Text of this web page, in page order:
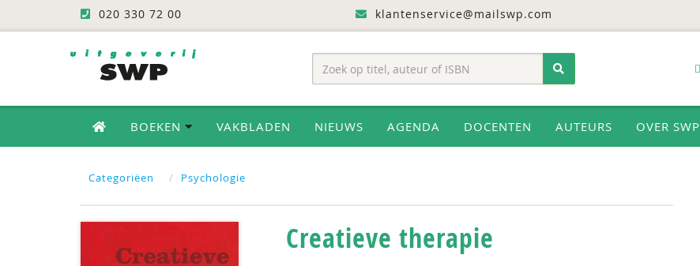
020 330 72 00 klantenservice@mailswp.com
BOEKEN VAKBLADEN NIEUWS AGENDA DOCENTEN AUTEURS OVER SWP
Categoriëen Psychologie
Creatieve therapie